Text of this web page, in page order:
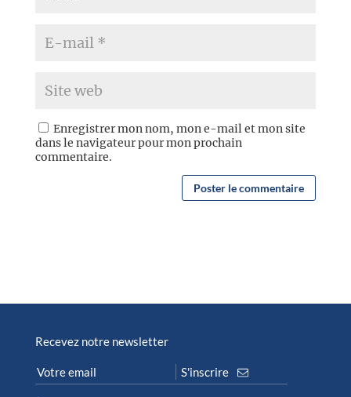
Enregistrer mon nom, mon e-mail et mon site
dans le navigateur pour mon prochain
commentaire.
Recevez notre newsletter